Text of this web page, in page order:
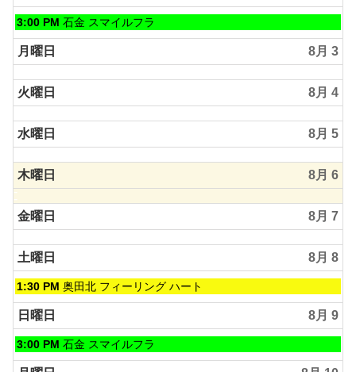
8
月
2026
日
曜
日,
8
月
2nd
2026
3:00 PM 石金 スマイルフラ
月曜日 8月 3
火曜日 8月 4
水曜日 8月 5
木曜日 8月 6
金曜日 8月 7
土曜日 8月 8
土
曜
日,
8
月
1:30 PM 奥田北 フィーリング ハート
日曜日 8月 9
日
曜
3:00 PM 石金 スマイルフラ